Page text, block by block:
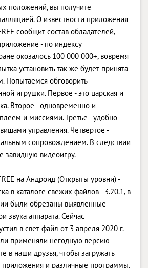
положений, вы получите
О известности приложения
сообщит состав обладателей,
- по индексу
окозалось 100 000 000+, вовремя
установить так же будет принята
Попытаемся обговорить
игрушки. Первое - это царская и
Второе - одновременно и
и миссиями. Третье - удобно
управления. Четвертое -
сопровождением. В следствии
завидную видеоигру.
на Андроид (Открыты уровни) -
в каталоге свежих файлов - 3.20.1, в
были обрезаны выявленные
аппарата. Сейчас
в свет файл от 3 апреля 2020 г. -
применяли негодную версию
в наши друзья, чтобы загружать
приложения и различные программы,